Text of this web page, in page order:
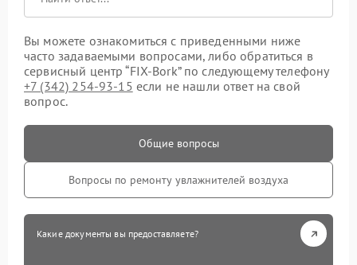
Вы можете ознакомиться с приведенными ниже
часто задаваемыми вопросами, либо обратиться в
сервисный центр “FIX-Bork” по следующему телефону
+7 (342) 254-93-15 если не нашли ответ на свой
вопрос.
Общие вопросы
Вопросы по ремонту увлажнителей воздуха
Какие документы вы предоставляете?